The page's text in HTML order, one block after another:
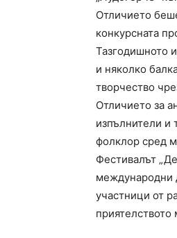
Отличието
конкурсната
Тазгодишното
и няколко
творчество
Отличието за
изпълнители и
фолклор сред
Фестивалът
международни
участници от